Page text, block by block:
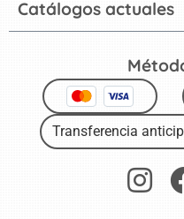
Catálogos actuales
Transferencia